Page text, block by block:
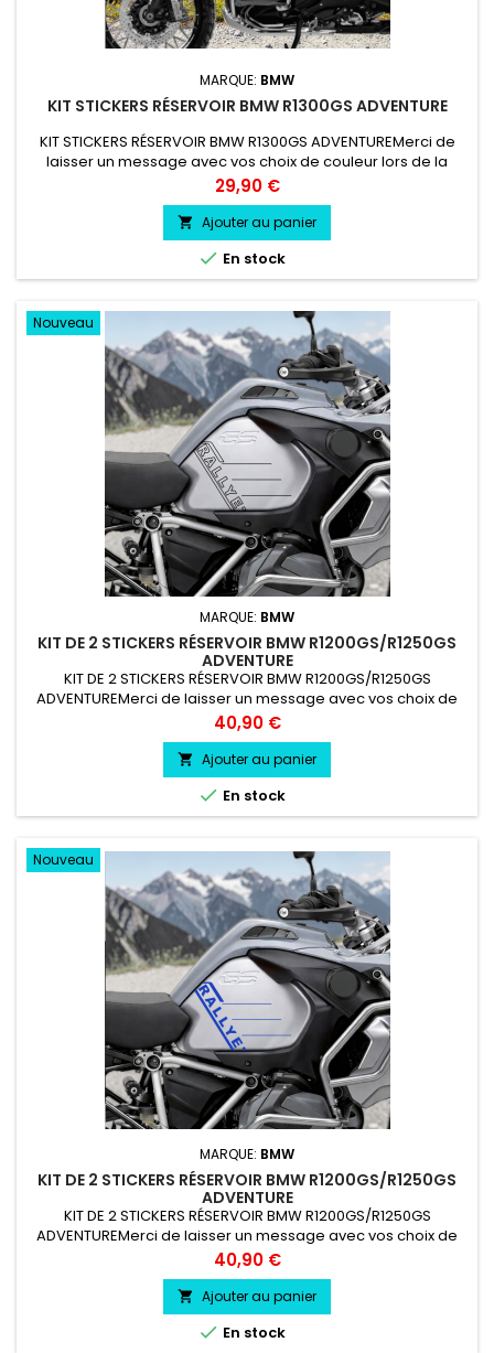
MARQUE: BMW
KIT STICKERS RÉSERVOIR BMW R1300GS ADVENTURE
KIT STICKERS RÉSERVOIR BMW R1300GS ADVENTUREMerci de
laisser un message avec vos choix de couleur lors de la
commande COULEUR AU CHOIX vinyle professionnel très
résistant résiste a l'eau, essence, chaleur, froid.
Prix
29,90 €
 Ajouter au panier
 En stock
Nouveau
MARQUE: BMW
KIT DE 2 STICKERS RÉSERVOIR BMW R1200GS/R1250GS
ADVENTURE
KIT DE 2 STICKERS RÉSERVOIR BMW R1200GS/R1250GS
ADVENTUREMerci de laisser un message avec vos choix de
couleur lors de la commande COULEUR AU CHOIX vinyle
professionnel très résistant résiste a l'eau, essence, chaleur,
froid.
Prix
40,90 €
 Ajouter au panier
 En stock
Nouveau
MARQUE: BMW
KIT DE 2 STICKERS RÉSERVOIR BMW R1200GS/R1250GS
ADVENTURE
KIT DE 2 STICKERS RÉSERVOIR BMW R1200GS/R1250GS
ADVENTUREMerci de laisser un message avec vos choix de
couleur lors de la commande COULEUR AU CHOIX vinyle
professionnel très résistant résiste a l'eau, essence, chaleur,
froid.
Prix
40,90 €
 Ajouter au panier
 En stock